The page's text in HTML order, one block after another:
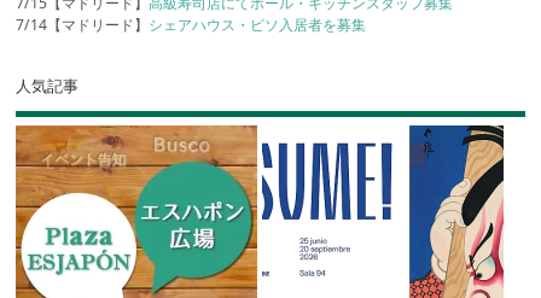
7/14【マドリード】 シェアハウス・ピソ入居者を募集
人気記事